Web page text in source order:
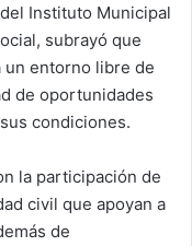
Instituto Municipal
subrayó que
un entorno libre de
de oportunidades
condiciones.
la participación de
civil que apoyan a
de